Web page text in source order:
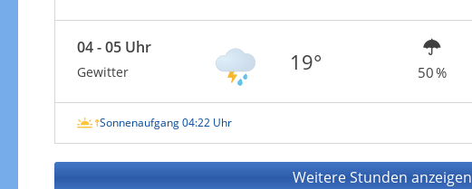
04 - 05 Uhr
Gewitter 19° 50 %
Sonnenaufgang 04:22 Uhr
Weitere Stunden anzeigen